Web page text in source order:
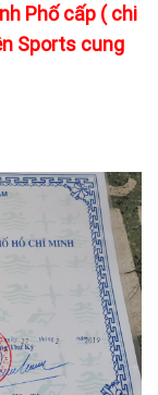
Phố cấp ( chi
Sports cung